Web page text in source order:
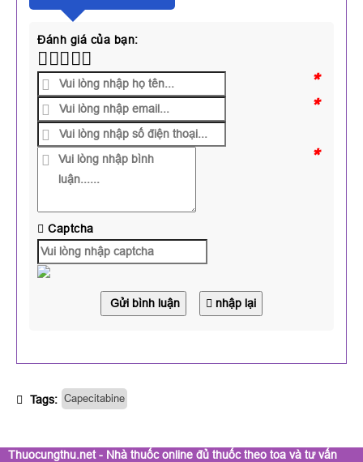
Đánh giá của bạn:
*
*
*
Captcha
Gửi bình luận nhập lại
Tags: Capecitabine
Thuocungthu.net - Nhà thuốc online đủ thuốc theo toa và tư vấn